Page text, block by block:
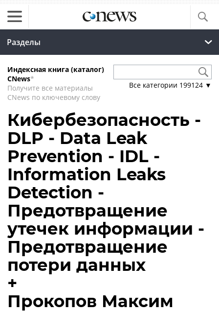
Разделы
Индексная книга (каталог)
CNews*
Получите все материалы
CNews по ключевому слову
Все категории 199124 ▼
Кибербезопасность -
DLP - Data Leak
Prevention - IDL -
Information Leaks
Detection -
Предотвращение
утечек информации -
Предотвращение
потери данных
+
Прокопов Максим